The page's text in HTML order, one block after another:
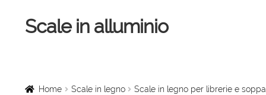
Vai
alla
Vai
al
Scale in alluminio
Scale a chiocciola
Home Scale in legno Scale in legno per librerie e